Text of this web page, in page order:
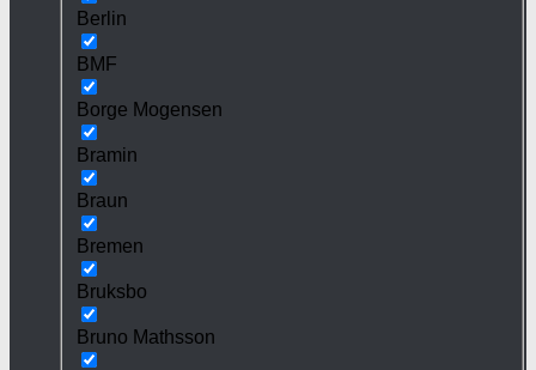
Berlin
BMF
Borge Mogensen
Bramin
Braun
Bremen
Bruksbo
Bruno Mathsson